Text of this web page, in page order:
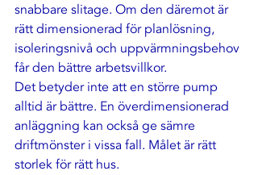
snabbare slitage. Om den däremot är
rätt dimensionerad för planlösning,
isoleringsnivå och uppvärmningsbehov
får den bättre arbetsvillkor.
Det betyder inte att en större pump
alltid är bättre. En överdimensionerad
anläggning kan också ge sämre
driftmönster i vissa fall. Målet är rätt
storlek för rätt hus.